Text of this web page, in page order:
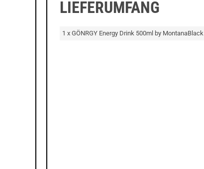
LIEFERUMFANG
1 x GÖNRGY Energy Drink 500ml by MontanaBlack